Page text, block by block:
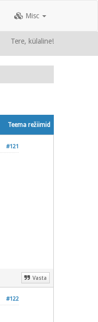
Misc
Tere, külaline!
Teema režiimid
#121
Vasta
#122